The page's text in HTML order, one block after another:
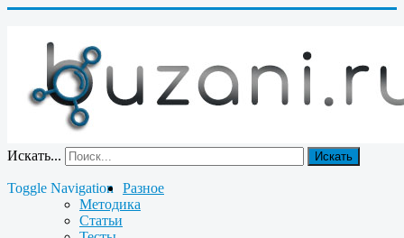
Искать... Искать
Toggle Navigation
Разное
Методика
Статьи